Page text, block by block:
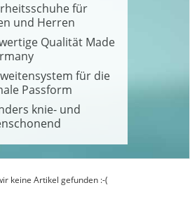
für
und Herren
Qualität Made
für die
Passform
knie- und
keine Artikel gefunden :-(